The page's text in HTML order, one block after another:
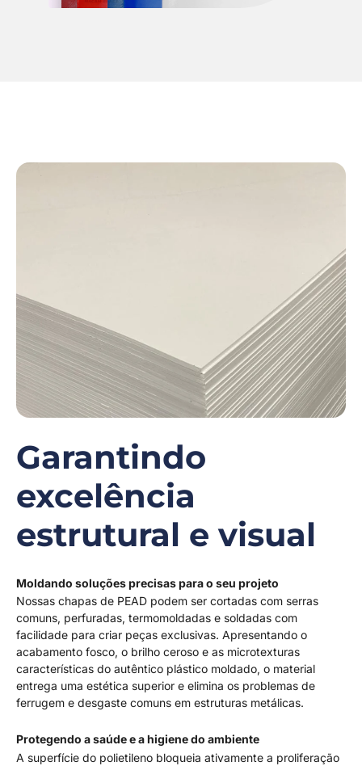
Garantindo
excelência
estrutural e visual
Moldando soluções precisas para o seu projeto
Nossas chapas de PEAD podem ser cortadas com serras
comuns, perfuradas, termomoldadas e soldadas com
facilidade para criar peças exclusivas. Apresentando o
acabamento fosco, o brilho ceroso e as microtexturas
características do autêntico plástico moldado, o material
entrega uma estética superior e elimina os problemas de
ferrugem e desgaste comuns em estruturas metálicas.
Protegendo a saúde e a higiene do ambiente
A superfície do polietileno bloqueia ativamente a proliferação